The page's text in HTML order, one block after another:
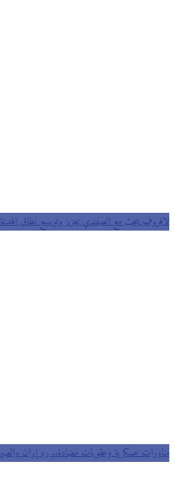
لافروف يبحث مع الصفدي تعزيز وتوسيع نطاق الهدنة
مناورات عسكرية وعقوبات مضادة.. رد إيران